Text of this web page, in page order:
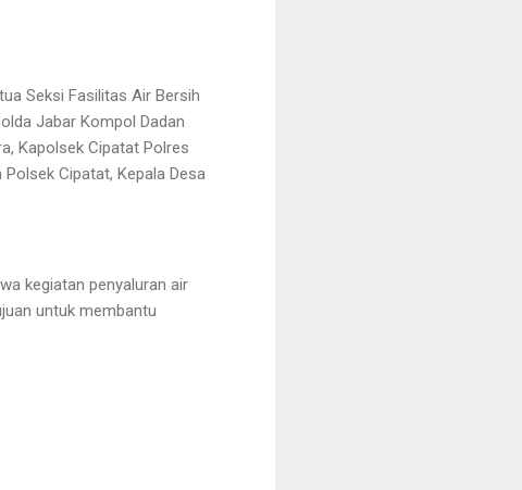
Seksi Fasilitas Air Bersih
Jabar Kompol Dadan
Kapolsek Cipatat Polres
Cipatat, Kepala Desa
kegiatan penyaluran air
untuk membantu